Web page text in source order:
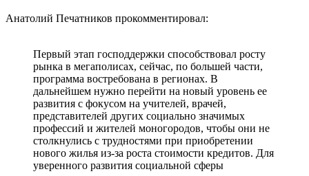
Анатолий Печатников прокомментировал:
Первый этап господдержки способствовал росту
рынка в мегаполисах, сейчас, по большей части,
программа востребована в регионах. В
дальнейшем нужно перейти на новый уровень ее
развития с фокусом на учителей, врачей,
представителей других социально значимых
профессий и жителей моногородов, чтобы они не
столкнулись с трудностями при приобретении
нового жилья из-за роста стоимости кредитов. Для
уверенного развития социальной сферы